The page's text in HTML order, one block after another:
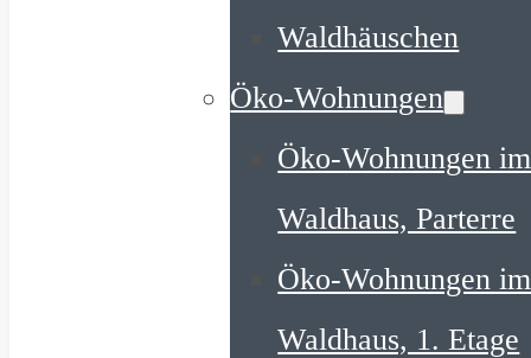
Waldhäuschen
Öko-Wohnungen
Öko-Wohnungen im
Waldhaus, Parterre
Öko-Wohnungen im
Waldhaus, 1. Etage